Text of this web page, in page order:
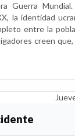
Guerra
la identidad
entre la
creen